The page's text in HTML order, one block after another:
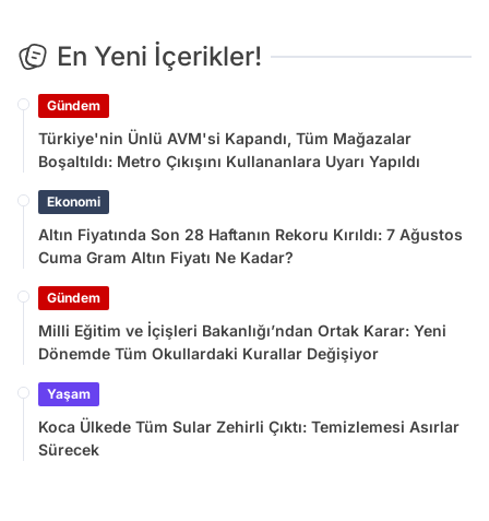
En Yeni İçerikler!
Gündem
Türkiye'nin Ünlü AVM'si Kapandı, Tüm Mağazalar
Boşaltıldı: Metro Çıkışını Kullananlara Uyarı Yapıldı
Ekonomi
Altın Fiyatında Son 28 Haftanın Rekoru Kırıldı: 7 Ağustos
Cuma Gram Altın Fiyatı Ne Kadar?
Gündem
Milli Eğitim ve İçişleri Bakanlığı’ndan Ortak Karar: Yeni
Dönemde Tüm Okullardaki Kurallar Değişiyor
Yaşam
Koca Ülkede Tüm Sular Zehirli Çıktı: Temizlemesi Asırlar
Sürecek